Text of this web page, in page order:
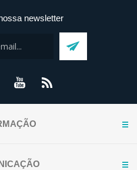
newsletter